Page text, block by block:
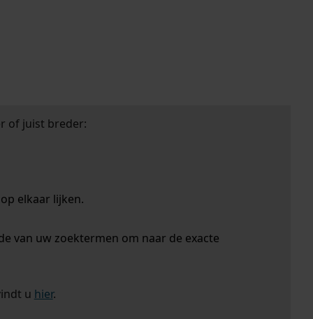
of juist breder:
elkaar lijken.
van uw zoektermen om naar de exacte
u hier.